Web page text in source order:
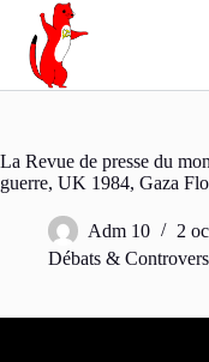
Passer
contenu
La Revue de presse du
guerre, UK 1984, Gaza
Adm 10
2
Débats &